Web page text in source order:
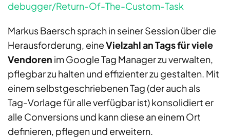
debugger/Return-Of-The-Custom-Task
Markus Baersch sprach in seiner Session über die
Herausforderung, eineVielzahl an Tags für viele
Vendoren im Google Tag Manager zu verwalten,
pflegbar zu halten und effizienter zu gestalten. Mit
einem selbstgeschriebenen Tag (der auch als
Tag-Vorlage für alle verfügbar ist) konsolidiert er
alle Conversions und kann diese an einem Ort
definieren, pflegen und erweitern.